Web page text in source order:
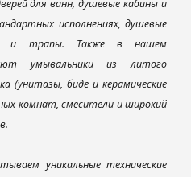
для ванн, душевые кабины и
исполнениях, душевые
и трапы. Также в нашем
умывальники из литого
(унитазы, биде и керамические
комнат, смесители и широкий
уникальные технические